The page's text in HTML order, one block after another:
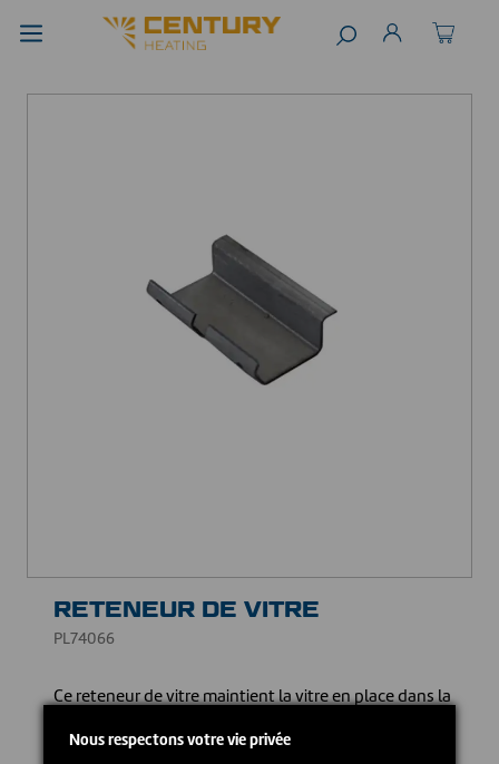
RETENEUR DE VITRE
PL74066
Ce reteneur de vitre maintient la vitre en place dans la
de votre appareil de chauffage.
Nous respectons votre vie privée